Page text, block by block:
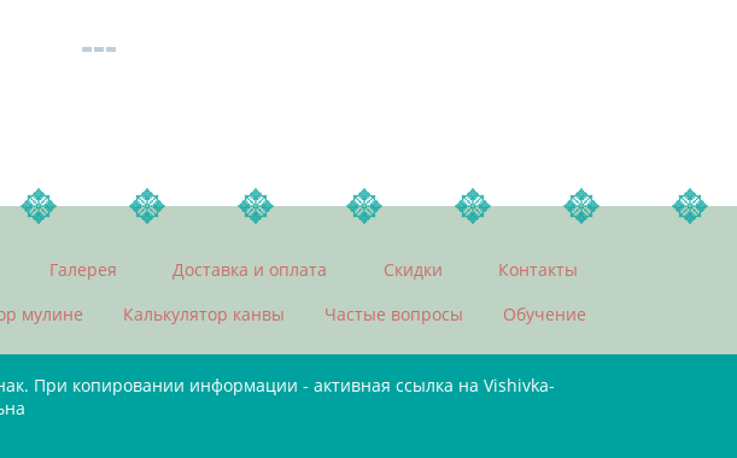
Галерея Доставка и оплата Скидки
Контакты
мулине Калькулятор канвы Частые вопросы Обучение
При копировании информации - активная ссылка на Vishivka-